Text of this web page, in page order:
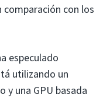
comparación con los
especulado
utilizando un
y una GPU basada